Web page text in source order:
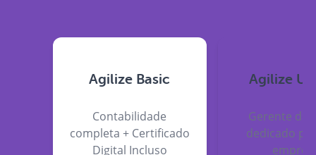
Agilize Basic
Contabilidade
completa + Certificado
Digital Incluso
Agilize
Gerente de
dedicado